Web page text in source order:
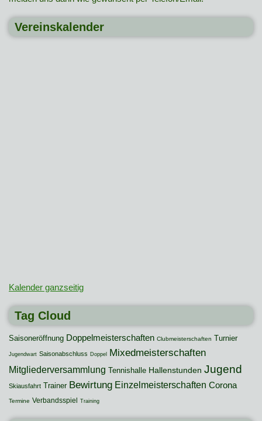
Vereinskalender
Kalender ganzseitig
Tag Cloud
Saisoneröffnung Doppelmeisterschaften Clubmeisterschaften Turnier
Jugendwart Saisonabschluss Doppel Mixedmeisterschaften
Mitgliederversammlung Tennishalle Hallenstunden Jugend
Skiausfahrt Trainer Bewirtung Einzelmeisterschaften Corona
Termine Verbandsspiel Training